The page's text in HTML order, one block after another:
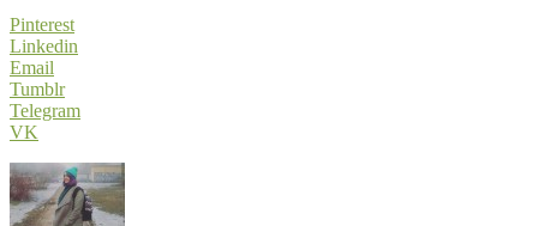
Pinterest
Linkedin
Email
Tumblr
Telegram
VK